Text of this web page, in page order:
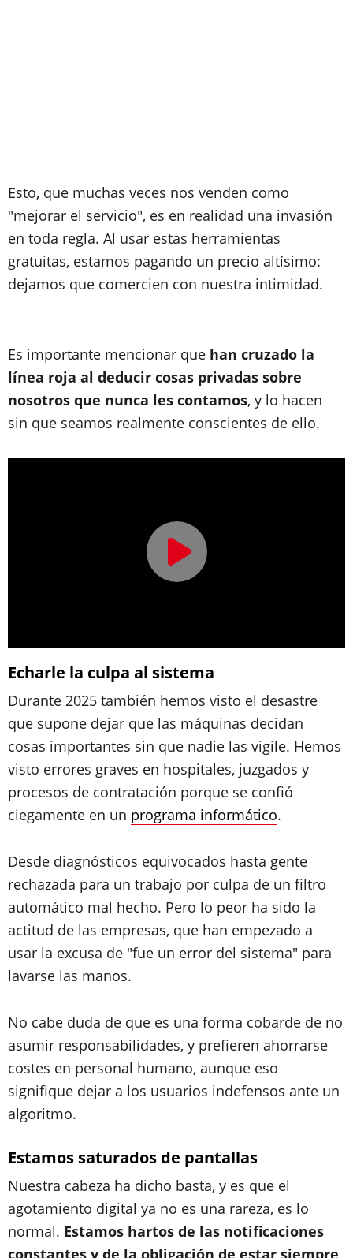
Esto, que muchas veces nos venden como
"mejorar el servicio", es en realidad una invasión
en toda regla. Al usar estas herramientas
gratuitas, estamos pagando un precio altísimo:
dejamos que comercien con nuestra intimidad.
Es importante mencionar que han cruzado la
línea roja al deducir cosas privadas sobre
nosotros que nunca les contamos, y lo hacen
sin que seamos realmente conscientes de ello.
Echarle la culpa al sistema
Durante 2025 también hemos visto el desastre
que supone dejar que las máquinas decidan
cosas importantes sin que nadie las vigile. Hemos
visto errores graves en hospitales, juzgados y
procesos de contratación porque se confió
ciegamente en un programa informático.
Desde diagnósticos equivocados hasta gente
rechazada para un trabajo por culpa de un filtro
automático mal hecho. Pero lo peor ha sido la
actitud de las empresas, que han empezado a
usar la excusa de "fue un error del sistema" para
lavarse las manos.
No cabe duda de que es una forma cobarde de no
asumir responsabilidades, y prefieren ahorrarse
costes en personal humano, aunque eso
signifique dejar a los usuarios indefensos ante un
algoritmo.
Estamos saturados de pantallas
Nuestra cabeza ha dicho basta, y es que el
agotamiento digital ya no es una rareza, es lo
normal. Estamos hartos de las notificaciones
constantes y de la obligación de estar siempre